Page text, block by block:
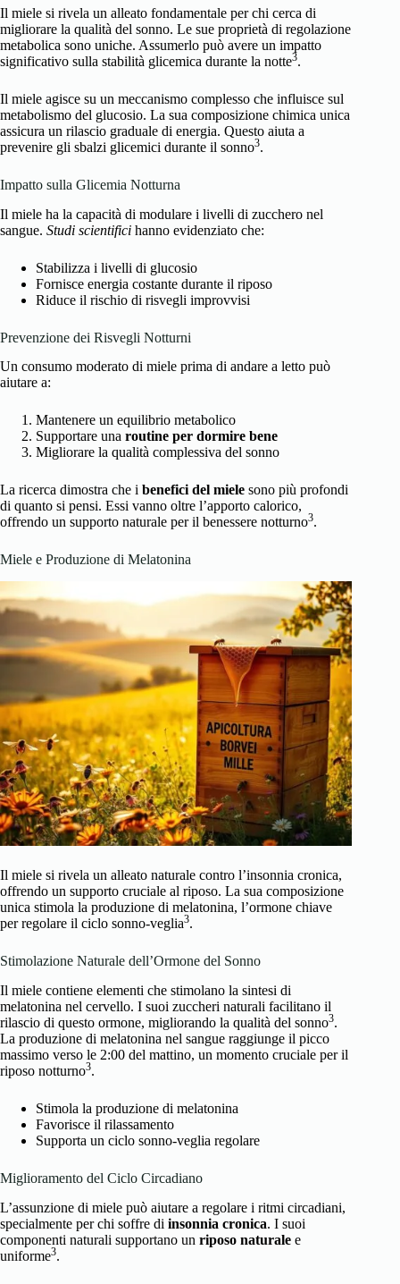
Il miele si rivela un alleato fondamentale per chi cerca di
migliorare la qualità del sonno. Le sue proprietà di regolazione
metabolica sono uniche. Assumerlo può avere un impatto
significativo sulla stabilità glicemica durante la notte3.
Il miele agisce su un meccanismo complesso che influisce sul
metabolismo del glucosio. La sua composizione chimica unica
assicura un rilascio graduale di energia. Questo aiuta a
prevenire gli sbalzi glicemici durante il sonno3.
Impatto sulla Glicemia Notturna
Il miele ha la capacità di modulare i livelli di zucchero nel
sangue. Studi scientifici hanno evidenziato che:
Stabilizza i livelli di glucosio
Fornisce energia costante durante il riposo
Riduce il rischio di risvegli improvvisi
Prevenzione dei Risvegli Notturni
Un consumo moderato di miele prima di andare a letto può
aiutare a:
Mantenere un equilibrio metabolico
Supportare una routine per dormire bene
Migliorare la qualità complessiva del sonno
La ricerca dimostra che i benefici del miele sono più profondi
di quanto si pensi. Essi vanno oltre l’apporto calorico,
offrendo un supporto naturale per il benessere notturno3.
Miele e Produzione di Melatonina
Il miele si rivela un alleato naturale contro l’insonnia cronica,
offrendo un supporto cruciale al riposo. La sua composizione
unica stimola la produzione di melatonina, l’ormone chiave
per regolare il ciclo sonno-veglia3.
Stimolazione Naturale dell’Ormone del Sonno
Il miele contiene elementi che stimolano la sintesi di
melatonina nel cervello. I suoi zuccheri naturali facilitano il
rilascio di questo ormone, migliorando la qualità del sonno3.
La produzione di melatonina nel sangue raggiunge il picco
massimo verso le 2:00 del mattino, un momento cruciale per il
riposo notturno3.
Stimola la produzione di melatonina
Favorisce il rilassamento
Supporta un ciclo sonno-veglia regolare
Miglioramento del Ciclo Circadiano
L’assunzione di miele può aiutare a regolare i ritmi circadiani,
specialmente per chi soffre di insonnia cronica. I suoi
componenti naturali supportano un riposo naturale e
uniforme3.